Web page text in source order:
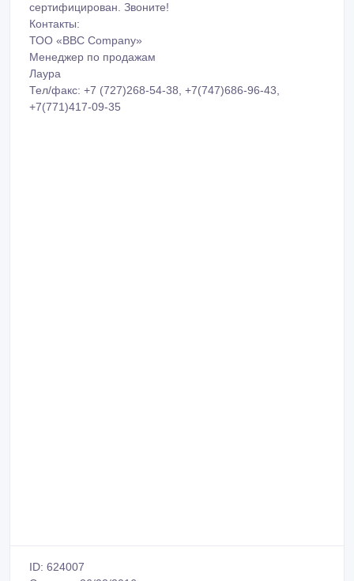
сертифицирован. Звоните!
Контакты:
ТОО «BBC Company»
Менеджер по продажам
Лаура
Тел/факс: +7 (727)268-54-38, +7(747)686-96-43,
+7(771)417-09-35
ID: 624007